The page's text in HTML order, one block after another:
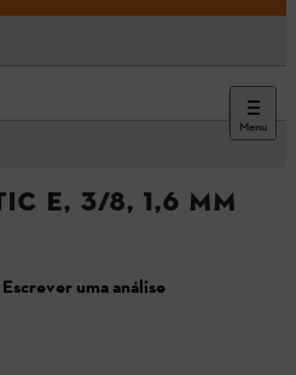
Menu
E, 3/8, 1,6 mm
Escrever uma análise